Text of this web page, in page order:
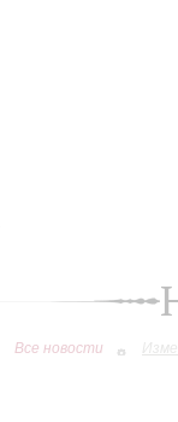
Все новости